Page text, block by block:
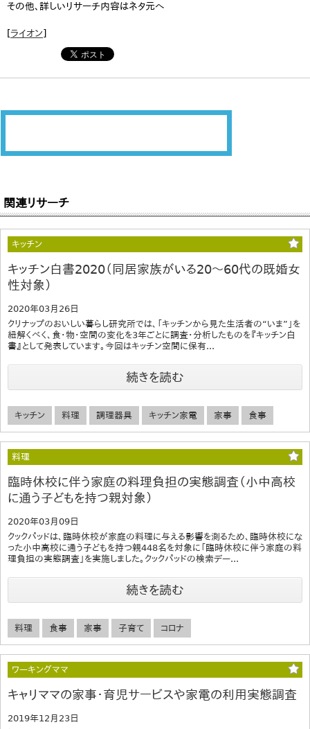
その他、詳しいリサーチ内容はネタ元へ
[ライオン]
関連リサーチ
キッチン
キッチン白書2020（同居家族がいる20～60代の既婚女
性対象）
2020年03月26日
クリナップのおいしい暮らし研究所では、「キッチンから見た生活者の“いま”」を
紐解くべく、食・物・空間の変化を3年ごとに調査・分析したものを『キッチン白
書』として発表しています。今回はキッチン空間に保有...
続きを読む
キッチン 料理 調理器具 キッチン家電 家事 食事
料理
臨時休校に伴う家庭の料理負担の実態調査（小中高校
に通う子どもを持つ親対象）
2020年03月09日
クックパッドは、臨時休校が家庭の料理に与える影響を測るため、臨時休校にな
った小中高校に通う子どもを持つ親448名を対象に「臨時休校に伴う家庭の料
理負担の実態調査」を実施しました。クックパッドの検索デー...
続きを読む
料理 食事 家事 子育て コロナ
ワーキングママ
キャリママの家事・育児サービスや家電の利用実態調査
2019年12月23日